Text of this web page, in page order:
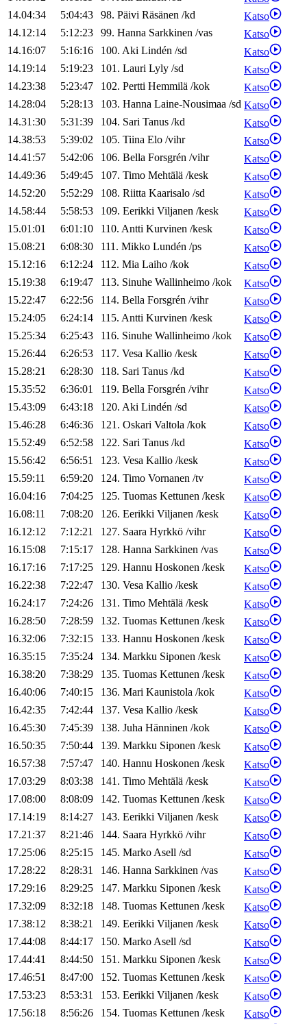
14.04:34
5:04:43 98. Päivi Räsänen /kd
Katso
14.12:14
5:12:23 99. Hanna Sarkkinen /vas
Katso
14.16:07
5:16:16 100. Aki Lindén /sd
Katso
14.19:14
5:19:23 101. Lauri Lyly /sd
Katso
14.23:38
5:23:47 102. Pertti Hemmilä /kok
Katso
14.28:04
5:28:13 103. Hanna Laine-Nousimaa /sd Katso
14.31:30
5:31:39 104. Sari Tanus /kd
Katso
14.38:53
5:39:02 105. Tiina Elo /vihr
Katso
14.41:57
5:42:06 106. Bella Forsgrén /vihr
Katso
14.49:36
5:49:45 107. Timo Mehtälä /kesk
Katso
14.52:20
5:52:29 108. Riitta Kaarisalo /sd
Katso
14.58:44
5:58:53 109. Eerikki Viljanen /kesk
Katso
15.01:01
6:01:10 110. Antti Kurvinen /kesk
Katso
15.08:21
6:08:30 111. Mikko Lundén /ps
Katso
15.12:16
6:12:24 112. Mia Laiho /kok
Katso
15.19:38
6:19:47 113. Sinuhe Wallinheimo /kok
Katso
15.22:47
6:22:56 114. Bella Forsgrén /vihr
Katso
15.24:05
6:24:14 115. Antti Kurvinen /kesk
Katso
15.25:34
6:25:43 116. Sinuhe Wallinheimo /kok
Katso
15.26:44
6:26:53 117. Vesa Kallio /kesk
Katso
15.28:21
6:28:30 118. Sari Tanus /kd
Katso
15.35:52
6:36:01 119. Bella Forsgrén /vihr
Katso
15.43:09
6:43:18 120. Aki Lindén /sd
Katso
15.46:28
6:46:36 121. Oskari Valtola /kok
Katso
15.52:49
6:52:58 122. Sari Tanus /kd
Katso
15.56:42
6:56:51 123. Vesa Kallio /kesk
Katso
15.59:11
6:59:20 124. Timo Vornanen /tv
Katso
16.04:16
7:04:25 125. Tuomas Kettunen /kesk
Katso
16.08:11
7:08:20 126. Eerikki Viljanen /kesk
Katso
16.12:12
7:12:21 127. Saara Hyrkkö /vihr
Katso
16.15:08
7:15:17 128. Hanna Sarkkinen /vas
Katso
16.17:16
7:17:25 129. Hannu Hoskonen /kesk
Katso
16.22:38
7:22:47 130. Vesa Kallio /kesk
Katso
16.24:17
7:24:26 131. Timo Mehtälä /kesk
Katso
16.28:50
7:28:59 132. Tuomas Kettunen /kesk
Katso
16.32:06
7:32:15 133. Hannu Hoskonen /kesk
Katso
16.35:15
7:35:24 134. Markku Siponen /kesk
Katso
16.38:20
7:38:29 135. Tuomas Kettunen /kesk
Katso
16.40:06
7:40:15 136. Mari Kaunistola /kok
Katso
16.42:35
7:42:44 137. Vesa Kallio /kesk
Katso
16.45:30
7:45:39 138. Juha Hänninen /kok
Katso
16.50:35
7:50:44 139. Markku Siponen /kesk
Katso
16.57:38
7:57:47 140. Hannu Hoskonen /kesk
Katso
17.03:29
8:03:38 141. Timo Mehtälä /kesk
Katso
17.08:00
8:08:09 142. Tuomas Kettunen /kesk
Katso
17.14:19
8:14:27 143. Eerikki Viljanen /kesk
Katso
17.21:37
8:21:46 144. Saara Hyrkkö /vihr
Katso
17.25:06
8:25:15 145. MarkoAsell /sd
Katso
17.28:22
8:28:31 146. Hanna Sarkkinen /vas
Katso
17.29:16
8:29:25 147. Markku Siponen /kesk
Katso
17.32:09
8:32:18 148. Tuomas Kettunen /kesk
Katso
17.38:12
8:38:21 149. Eerikki Viljanen /kesk
Katso
17.44:08
8:44:17 150. MarkoAsell /sd
Katso
17.44:41
8:44:50 151. Markku Siponen /kesk
Katso
17.46:51
8:47:00 152. Tuomas Kettunen /kesk
Katso
17.53:23
8:53:31 153. Eerikki Viljanen /kesk
Katso
17.56:18
8:56:26 154. Tuomas Kettunen /kesk
Katso